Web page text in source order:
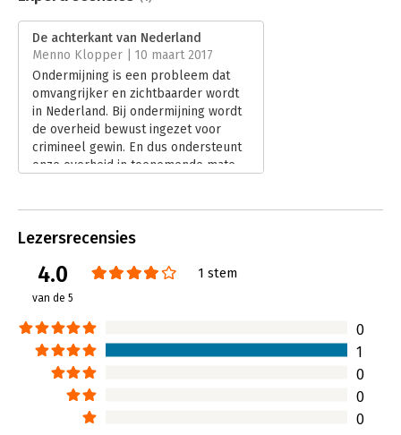
Verschijningsdatum:
8-7-2017
Hoofdrubriek:
Mens en maatschappij
Jongbloed:
Strafrecht - Computercriminaliteit (incl.
phishing, ddos)
De achterkant van Nederland
Menno Klopper | 10 maart 2017
Ondermijning is een probleem dat
omvangrijker en zichtbaarder wordt
in Nederland. Bij ondermijning wordt
de overheid bewust ingezet voor
crimineel gewin. En dus ondersteunt
onze overheid in toenemende mate
Lees verder
Lezersrecensies
4.0
van de 5
1 stem
0
1
0
0
0